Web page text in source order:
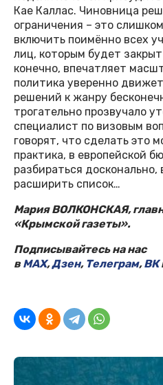
Кае Каллас. Чиновница
ограничения – это
включить поимённо всех
лиц, которым будет
конечно, впечатляет
политика уверенно
решений к жанру
трогательно прозвучало
специалист по визовым
говорят, что сделать это
практика, в европейской
разбираться
расширить список…
Мария ВОЛКОНСКАЯ,
«Крымской газеты».
Подписывайтесь на нас
вMAX,Дзен, Телеграм,ВК